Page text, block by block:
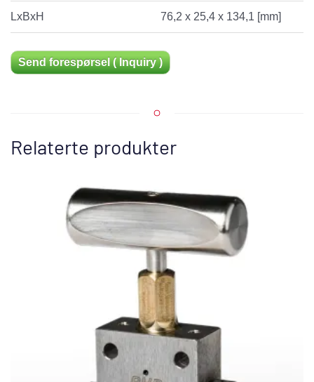
LxBxH 76,2 x 25,4 x 134,1 [mm]
Send forespørsel ( Inquiry )
Relaterte produkter